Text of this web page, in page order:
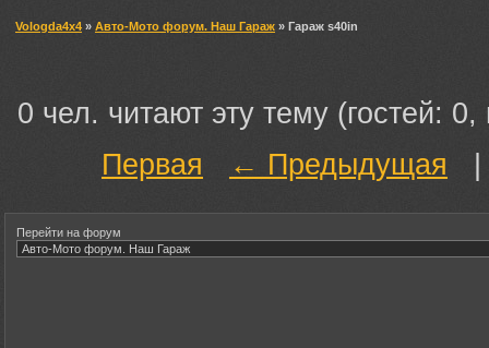
Vologda4x4 » Авто-Мото форум. Наш Гараж » Гараж s40in
0 чел. читают эту тему (гостей:
Первая
← Предыдущая
Перейти на форум